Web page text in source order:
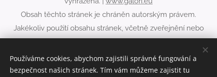
Obsah těchto stránek je chráněn autorským právem.
Jakékoliv použití obsahu stránek, včetně zveřejnění nebo
GALERIE originálů zakázáno.
Cookies
Používáme cookies, abychom zajistili správné fungování a
bezpečnost našich stránek. Tím vám můžeme zajistit tu